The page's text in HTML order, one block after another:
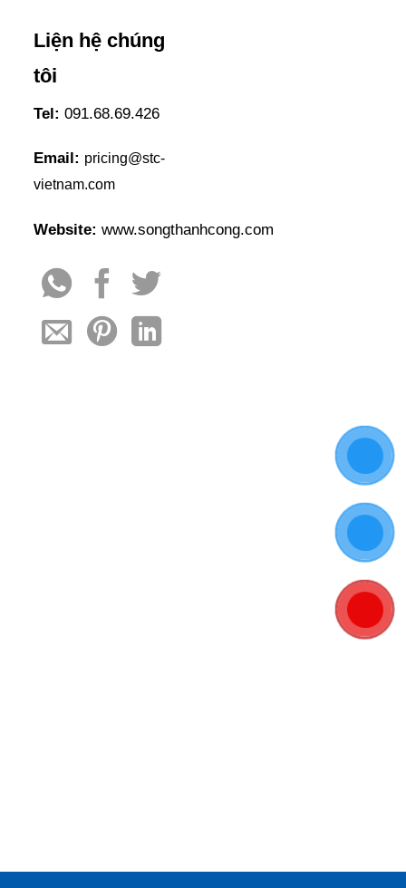
Liện hệ chúng
tôi
Tel: 091.68.69.426
Email: pricing@stc-
vietnam.com
Website:www.songthanhcong.com